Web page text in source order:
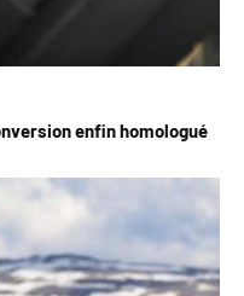
enfin homologué